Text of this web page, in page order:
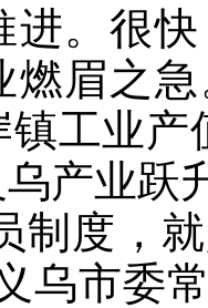
进。很
燃眉之
镇工业
产业跃
制度，
乌市委